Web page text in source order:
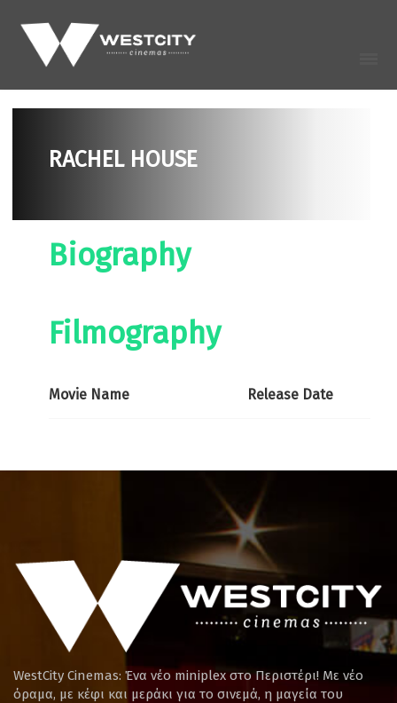
RACHEL HOUSE
Biography
Filmography
Movie Name Release Date
WestCity Cinemas: Ένα νέο miniplex στο Περιστέρι! Mε νέο
όραμα, με κέφι και μεράκι για το σινεμά, η μαγεία του